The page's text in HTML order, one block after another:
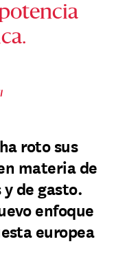
roto sus
materia de
de gasto.
enfoque
europea